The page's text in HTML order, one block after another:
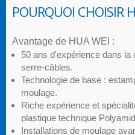
POURQUOI CHOISIR
Avantage de HUA WEI :
50 ans d'expérience dans la
serre-câbles.
Technologie de base :
moulage.
Riche expérience et
plastique technique
Installations de moulage